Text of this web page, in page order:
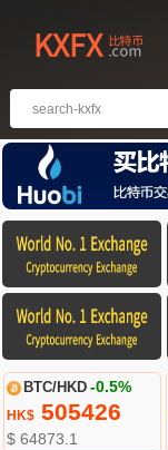
BTC/HKD -0.5%
HK$505426
$ 64873.1